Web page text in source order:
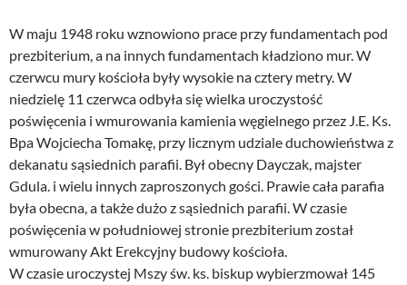
W maju 1948 roku wznowiono prace przy fundamentach pod
prezbiterium, a na innych fundamentach kładziono mur. W
czerwcu mury kościoła były wysokie na cztery metry. W
niedzielę 11 czerwca odbyła się wielka uroczystość
poświęcenia i wmurowania kamienia węgielnego przez J.E. Ks.
Bpa Wojciecha Tomakę, przy licznym udziale duchowieństwa z
dekanatu sąsiednich parafii. Był obecny Dayczak, majster
Gdula. i wielu innych zaproszonych gości. Prawie cała parafia
była obecna, a także dużo z sąsiednich parafii. W czasie
poświęcenia w południowej stronie prezbiterium został
wmurowany Akt Erekcyjny budowy kościoła.
W czasie uroczystej Mszy św. ks. biskup wybierzmował 145